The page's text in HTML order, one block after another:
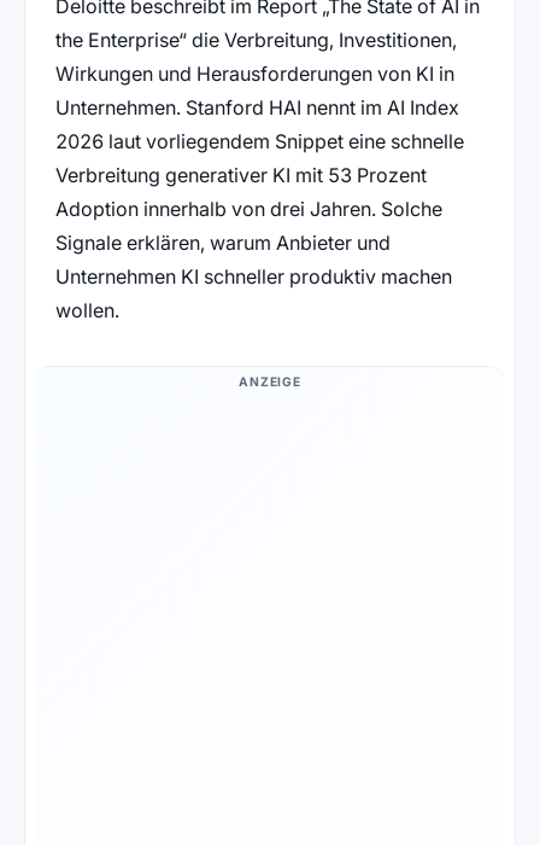
Deloitte beschreibt im Report „The State of AI in
the Enterprise“ die Verbreitung, Investitionen,
Wirkungen und Herausforderungen von KI in
Unternehmen. Stanford HAI nennt im AI Index
2026 laut vorliegendem Snippet eine schnelle
Verbreitung generativer KI mit 53 Prozent
Adoption innerhalb von drei Jahren. Solche
Signale erklären, warum Anbieter und
Unternehmen KI schneller produktiv machen
wollen.
ANZEIGE